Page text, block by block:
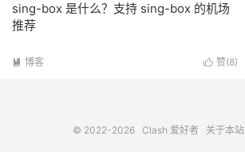
sing-box 是什么？支持 sing-box 的机场
推荐
 赞(8)
 博客
© 2022-2026 Clash 爱好者 关于本站